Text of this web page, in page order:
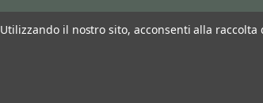
Utilizzando il nostro sito, acconsenti alla